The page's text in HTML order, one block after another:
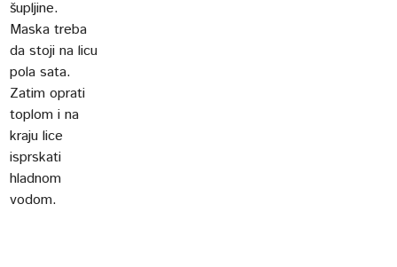
šupljine.
Maska treba
da stoji na licu
pola sata.
Zatim oprati
toplom i na
kraju lice
isprskati
hladnom
vodom.